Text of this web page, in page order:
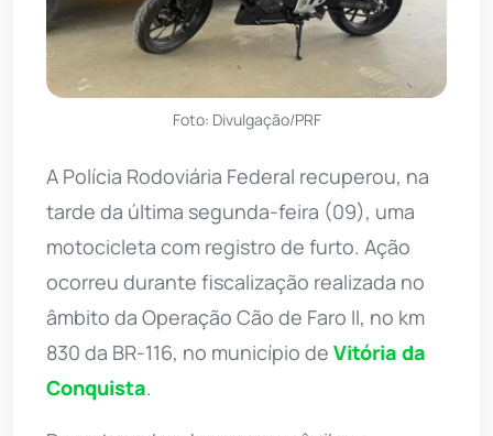
Foto: Divulgação/PRF
A Polícia Rodoviária Federal recuperou, na
tarde da última segunda-feira (09), uma
motocicleta com registro de furto. Ação
ocorreu durante fiscalização realizada no
âmbito da Operação Cão de Faro II, no km
830 da BR-116, no município de Vitória da
Conquista.